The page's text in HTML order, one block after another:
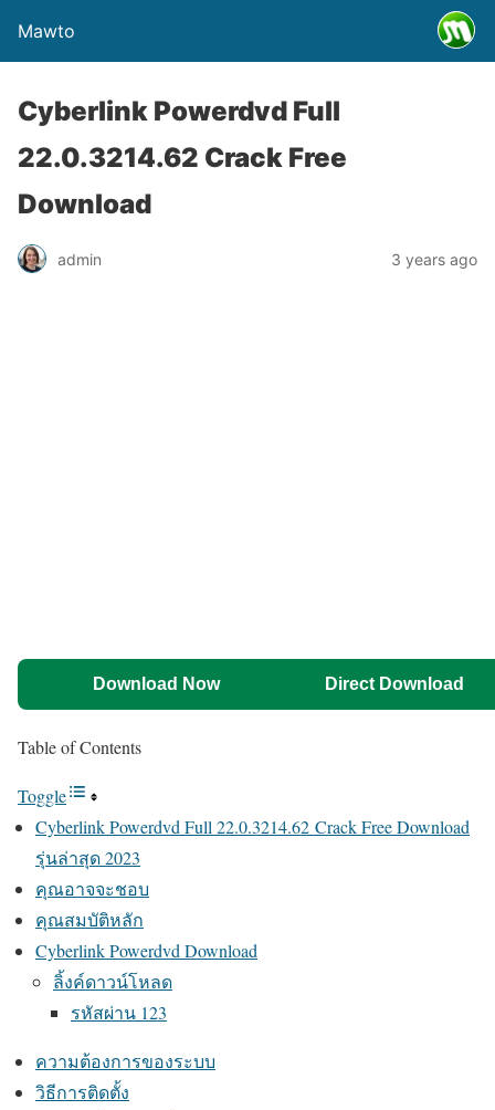
Mawto
Cyberlink Powerdvd Full
22.0.3214.62 Crack Free
Download
admin 3 years ago
Download Now Direct Download
Table of Contents
Toggle
Cyberlink Powerdvd Full 22.0.3214.62 Crack Free Download
รุ่นล่าสุด 2023
คุณอาจจะชอบ
คุณสมบัติหลัก
Cyberlink Powerdvd Download
ลิ้งค์ดาวน์โหลด
รหัสผ่าน 123
ความต้องการของระบบ
วิธีการติดตั้ง